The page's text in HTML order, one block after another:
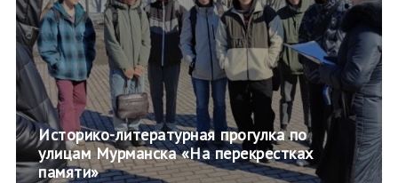
Историко-литературная прогулка по
улицам Мурманска «На перекрестках
памяти»